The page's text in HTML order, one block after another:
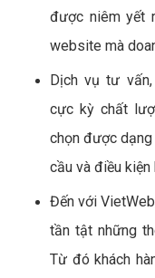
được niêm yết
website mà
Dịch vụ tư
cực kỳ chất
chọn được
cầu và điều kiện
Đến với
tần tật những
Từ đó khách